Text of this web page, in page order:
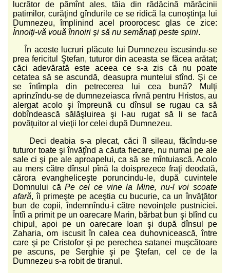
lucrător de pămînt ales, tăia din rădăcină mărăcinii
patimilor, curăţind gîndurile ce se ridică la cunoştinţa lui
Dumnezeu, împlinind acel proorocesc glas ce zice:
Înnoiţi-vă vouă înnoiri şi să nu semănaţi peste spini.
În aceste lucruri plăcute lui Dumnezeu iscusindu-se
prea fericitul Ştefan, tuturor din aceasta se făcea arătat;
căci adevărată este aceea ce s-a zis că nu poate
cetatea să se ascundă, deasupra muntelui stînd. Şi ce
se întîmpla din petrecerea lui cea bună? Mulţi
aprinzîndu-se de dumnezeiasca rîvnă pentru Hristos, au
alergat acolo şi împreună cu dînsul se rugau ca să
dobîndească sălăşluirea şi l-au rugat să li se facă
povăţuitor al vieţii lor celei după Dumnezeu.
Deci deabia s-a plecat, căci îl sileau, făcîndu-se
tuturor toate şi învăţînd a căuta fiecare, nu numai pe ale
sale ci şi pe ale aproapelui, ca să se mîntuiască. Acolo
au mers către dînsul pînă la doisprezece fraţi deodată,
cărora evangheliceşte poruncindu-le, după cuvintele
Domnului căPe cel ce vine la Mine, nu-l voi scoate
afară, îi primeşte pe aceştia cu bucurie, ca un învăţător
bun de copii, îndemnîndu-i către nevoinţele pustniciei.
Întîi a primit pe un oarecare Marin, bărbat bun şi blînd cu
chipul, apoi pe un oarecare Ioan şi după dînsul pe
Zaharia, om iscusit în calea cea duhovnicească, între
care şi pe Cristofor şi pe perechea satanei muşcătoare
pe ascuns, pe Serghie şi pe Ştefan, cel ce de la
Dumnezeu s-a robit de tiranul.